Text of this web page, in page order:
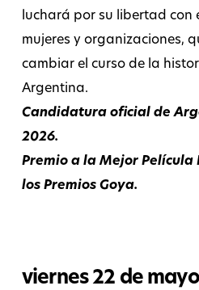
luchará por su libertad con
mujeres y organizaciones,
cambiar el curso de la
Argentina.
Candidatura oficial de
2026.
Premio a la Mejor
los Premios Goya.
viernes 22 de mayo